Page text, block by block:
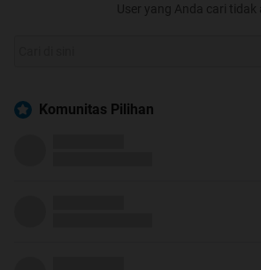
User yang Anda cari tidak
Komunitas Pilihan